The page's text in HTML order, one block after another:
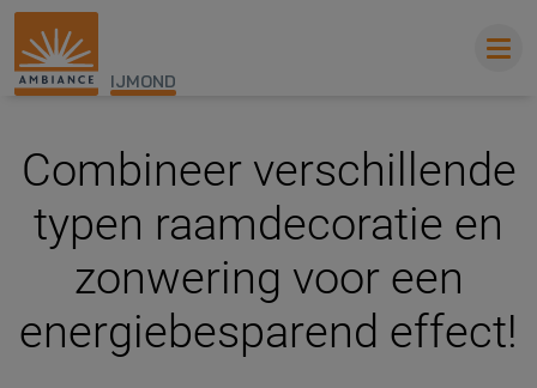
IJMOND
Combineer verschillende
typen raamdecoratie en
zonwering voor een
energiebesparend effect!